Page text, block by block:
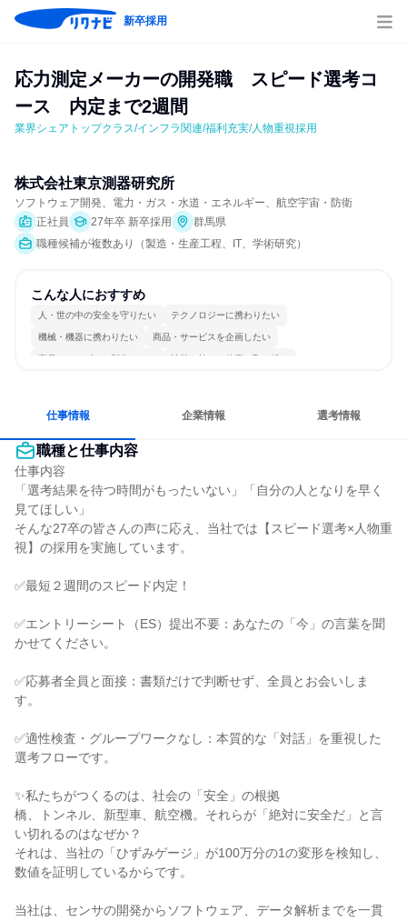
新卒採用
応力測定メーカーの開発職　スピード選考コ
ース　内定まで2週間
業界シェアトップクラス/インフラ関連/福利充実/人物重視採用
株式会社東京測器研究所
ソフトウェア開発、電力・ガス・水道・エネルギー、航空宇宙・防衛
正社員
27年卒 新卒採用
群馬県
職種候補が複数あり（製造・生産工程、IT、学術研究）
こんな人におすすめ
人・世の中の安全を守りたい テクノロジーに携わりたい
機械・機器に携わりたい 商品・サービスを企画したい
商品・サービスを製作したい 情熱を持って仕事に取り組む
仕事情報 企業情報 選考情報
職種と仕事内容
仕事内容
「選考結果を待つ時間がもったいない」「自分の人となりを早く
見てほしい」
そんな27卒の皆さんの声に応え、当社では【スピード選考×人物重
視】の採用を実施しています。
✅最短２週間のスピード内定！
✅エントリーシート（ES）提出不要：あなたの「今」の言葉を聞
かせてください。
✅応募者全員と面接：書類だけで判断せず、全員とお会いしま
す。
✅適性検査・グループワークなし：本質的な「対話」を重視した
選考フローです。
✨私たちがつくるのは、社会の「安全」の根拠
橋、トンネル、新型車、航空機。それらが「絶対に安全だ」と言
い切れるのはなぜか？
それは、当社の「ひずみゲージ」が100万分の1の変形を検知し、
数値を証明しているからです。
当社は、センサの開発からソフトウェア、データ解析までを一貫